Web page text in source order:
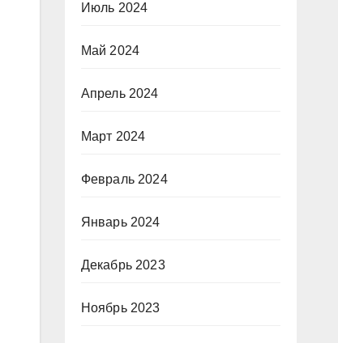
Июль 2024
Май 2024
Апрель 2024
Март 2024
Февраль 2024
Январь 2024
Декабрь 2023
Ноябрь 2023